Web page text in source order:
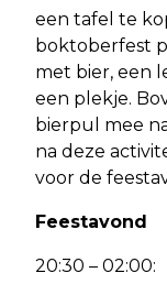
een tafel te
boktoberfest
met bier, een
een plekje.
bierpul mee
na deze
voor de
Feestavond
20:30 – 02:00: